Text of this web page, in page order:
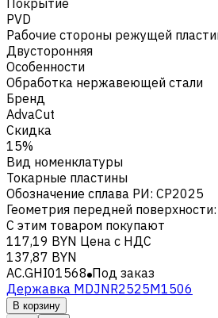
PVD
Рабочие стороны режущей
Двусторонняя
Особенности
Обработка нержавеющей стали
Бренд
AdvaCut
Скидка
15%
Вид номенклатуры
Токарные пластины
Обозначение сплава РИ: CP2025
Геометрия передней поверхности:
С этим товаром покупают
117,19 BYN Цена с НДС
137,87 BYN
AC.GHI01568 Под заказ
Державка MDJNR2525M1506
В корзину